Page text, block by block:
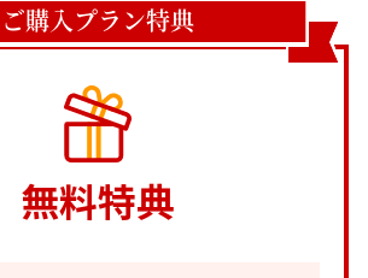
ご購入プラン特典
無料特典